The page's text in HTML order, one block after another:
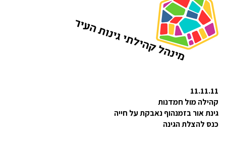
11.11.11
קהילה מול חמדנות
גינת אור בזמנהוף נאבקת על חייה
כנס להצלת הגינה